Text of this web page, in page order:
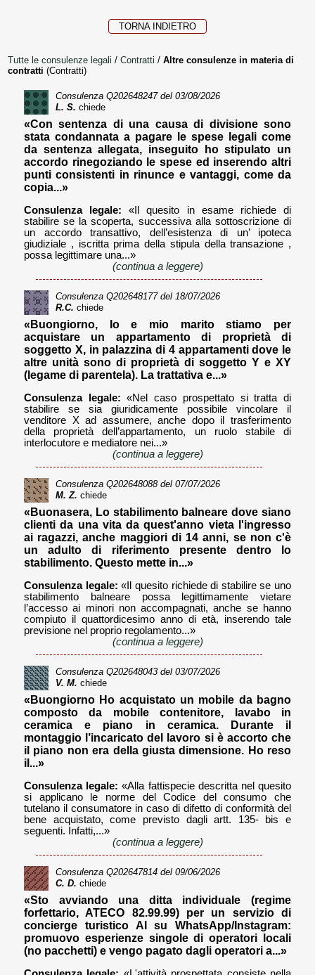
TORNA INDIETRO
Tutte le consulenze legali / Contratti / Altre consulenze in materia di
contratti (Contratti)
Consulenza Q202648247del 03/08/2026
L. S. chiede
«Con sentenza di una causa di divisione sono
stata condannata a pagare le spese legali come
da sentenza allegata, inseguito ho stipulato un
accordo rinegoziando le spese ed inserendo altri
punti consistenti in rinunce e vantaggi, come da
copia...»
Consulenza legale: «Il quesito in esame richiede di
stabilire se la scoperta, successiva alla sottoscrizione di
un accordo transattivo, dell’esistenza di un’ ipoteca
giudiziale , iscritta prima della stipula della transazione ,
possa legittimare una...»
(continua a leggere)
Consulenza Q202648177del 18/07/2026
R.C. chiede
«Buongiorno, Io e mio marito stiamo per
acquistare un appartamento di proprietà di
soggetto X, in palazzina di 4 appartamenti dove le
altre unità sono di proprietà di soggetto Y e XY
(legame di parentela). La trattativa e...»
Consulenza legale: «Nel caso prospettato si tratta di
stabilire se sia giuridicamente possibile vincolare il
venditore X ad assumere, anche dopo il trasferimento
della proprietà dell’appartamento, un ruolo stabile di
interlocutore e mediatore nei...»
(continua a leggere)
Consulenza Q202648088del 07/07/2026
M. Z. chiede
«Buonasera, Lo stabilimento balneare dove siano
clienti da una vita da quest'anno vieta l'ingresso
ai ragazzi, anche maggiori di 14 anni, se non c'è
un adulto di riferimento presente dentro lo
stabilimento. Questo mette in...»
Consulenza legale: «Il quesito richiede di stabilire se uno
stabilimento balneare possa legittimamente vietare
l’accesso ai minori non accompagnati, anche se hanno
compiuto il quattordicesimo anno di età, inserendo tale
previsione nel proprio regolamento...»
(continua a leggere)
Consulenza Q202648043 del 03/07/2026
V. M. chiede
«Buongiorno Ho acquistato un mobile da bagno
composto da mobile contenitore, lavabo in
ceramica e piano in ceramica. Durante il
montaggio l’incaricato del lavoro si è accorto che
il piano non era della giusta dimensione. Ho reso
il...»
Consulenza legale: «Alla fattispecie descritta nel quesito
si applicano le norme del Codice del consumo che
tutelano il consumatore in caso di difetto di conformità del
bene acquistato, come previsto dagli artt. 135- bis e
seguenti. Infatti,...»
(continua a leggere)
Consulenza Q202647814 del 09/06/2026
C. D. chiede
«Sto avviando una ditta individuale (regime
forfettario, ATECO 82.99.99) per un servizio di
concierge turistico AI su WhatsApp/Instagram:
promuovo esperienze singole di operatori locali
(no pacchetti) e vengo pagato dagli operatori a...»